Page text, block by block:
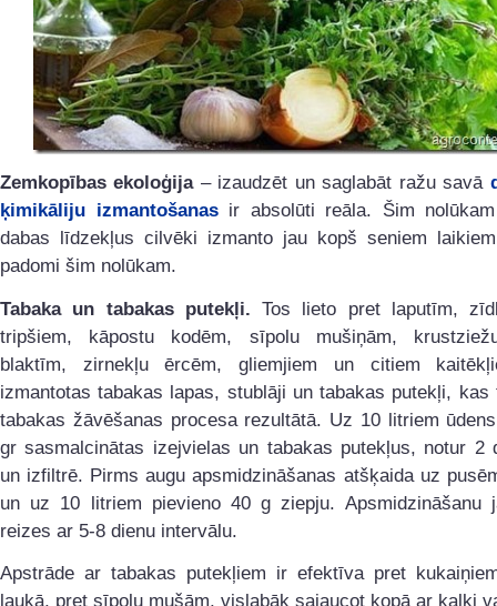
Zemkopības ekoloģija– izaudzēt un saglabāt ražu savā
ķimikāliju izmantošanasir absolūti reāla. Šim nolūkam
dabas līdzekļus cilvēki izmanto jau kopš seniem
padomi šim nolūkam.
Tabaka un tabakas putekļi. Tos lieto pret laputīm,
tripšiem, kāpostu kodēm, sīpolu mušiņām,
blaktīm, zirnekļu ērcēm, gliemjiem un citiem
izmantotas tabakas lapas, stublāji un tabakas putekļi, kas
tabakas žāvēšanas procesa rezultātā. Uz 10 litriem
gr sasmalcinātas izejvielas un tabakas putekļus, notur 2
un izfiltrē. Pirms augu apsmidzināšanas atšķaida uz
un uz 10 litriem pievieno 40 g ziepju. Apsmidzināšanu
reizes ar 5-8 dienu intervālu.
Apstrāde ar tabakas putekļiem ir efektīva pret
laukā, pret sīpolu mušām, vislabāk sajaucot kopā ar kaļķi